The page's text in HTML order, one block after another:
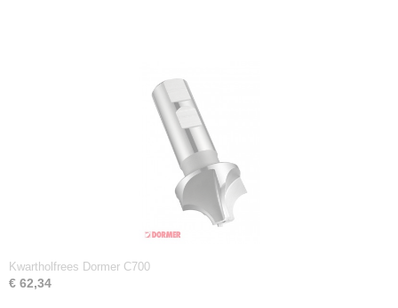
Kwartholfrees Dormer C700
€ 62,34